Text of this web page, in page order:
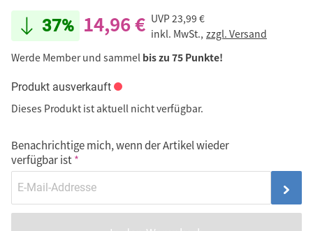
37% 14,96 € UVP23,99 €
inkl. MwSt., zzgl. Versand
Werde Member und sammel bis zu 75 Punkte!
Produkt ausverkauft
Dieses Produkt ist aktuell nicht verfügbar.
Benachrichtige mich, wenn der Artikel wieder
verfügbar ist